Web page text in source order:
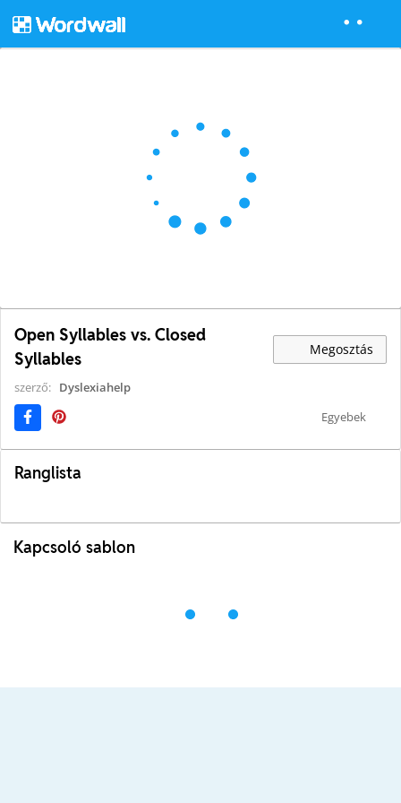
Open Syllables vs. Closed
Syllables
Megosztás
szerző: Dyslexiahelp
Egyebek
Ranglista
Kapcsoló sablon